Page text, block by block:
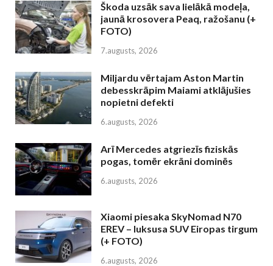
Škoda uzsāk sava lielākā modeļa,
jaunā krosovera Peaq, ražošanu (+
FOTO)
7.augusts, 2026
Miljardu vērtajam Aston Martin
debesskrāpim Maiami atklājušies
nopietni defekti
6.augusts, 2026
Arī Mercedes atgriezīs fiziskās
pogas, tomēr ekrāni dominēs
6.augusts, 2026
Xiaomi piesaka SkyNomad N70
EREV – luksusa SUV Eiropas tirgum
(+ FOTO)
6.augusts, 2026